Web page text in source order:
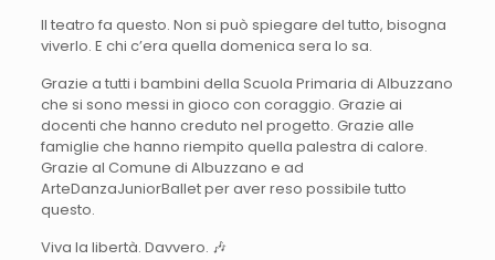
Il teatro fa questo. Non si può spiegare del tutto, bisogna
viverlo. E chi c’era quella domenica sera lo sa.
Grazie a tutti i bambini della Scuola Primaria di Albuzzano
che si sono messi in gioco con coraggio. Grazie ai
docenti che hanno creduto nel progetto. Grazie alle
famiglie che hanno riempito quella palestra di calore.
Grazie al Comune di Albuzzano e ad
ArteDanzaJuniorBallet per aver reso possibile tutto
questo.
Viva la libertà. Davvero. 🎶